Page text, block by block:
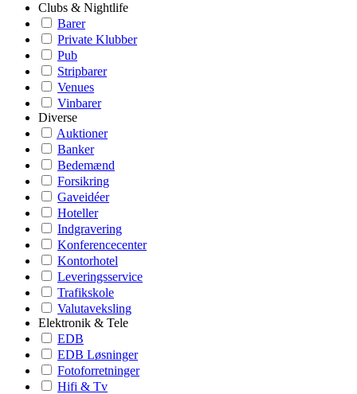
Clubs & Nightlife
Barer
Private Klubber
Pub
Stripbarer
Venues
Vinbarer
Diverse
Auktioner
Banker
Bedemænd
Forsikring
Gaveidéer
Hoteller
Indgravering
Konferencecenter
Kontorhotel
Leveringsservice
Trafikskole
Valutaveksling
Elektronik & Tele
EDB
EDB Løsninger
Fotoforretninger
Hifi & Tv